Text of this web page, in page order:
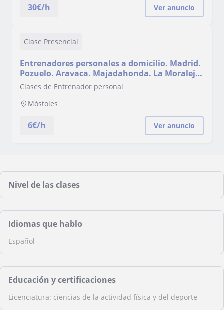
30€/h Ver anuncio
Clase Presencial
Entrenadores personales a domicilio. Madrid.
Pozuelo. Aravaca. Majadahonda. La Moraleja.
Boadilla. Brunete.
Clases de Entrenador personal
Móstoles
6€/h Ver anuncio
Nivel de las clases
Idiomas que hablo
Español
Educación y certificaciones
Licenciatura: ciencias de la actividad física y del deporte